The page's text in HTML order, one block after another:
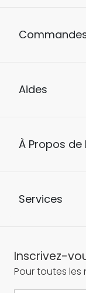
Aides
À Propos de
Services
Inscrivez-
Pour toutes